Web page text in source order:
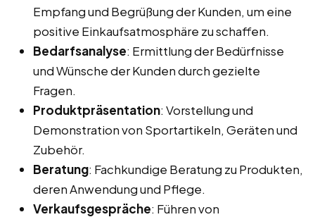
Empfang und Begrüßung der Kunden, um eine
positive Einkaufsatmosphäre zu schaffen.
Bedarfsanalyse: Ermittlung der Bedürfnisse
und Wünsche der Kunden durch gezielte
Fragen.
Produktpräsentation: Vorstellung und
Demonstration von Sportartikeln, Geräten und
Zubehör.
Beratung: Fachkundige Beratung zu Produkten,
deren Anwendung und Pflege.
Verkaufsgespräche: Führen von